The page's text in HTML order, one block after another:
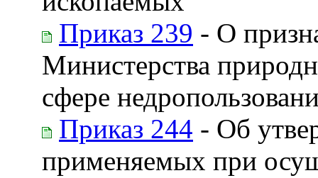
Приказ 239 - О
Министерства
сфере
Приказ 244 - Об
применяемых при